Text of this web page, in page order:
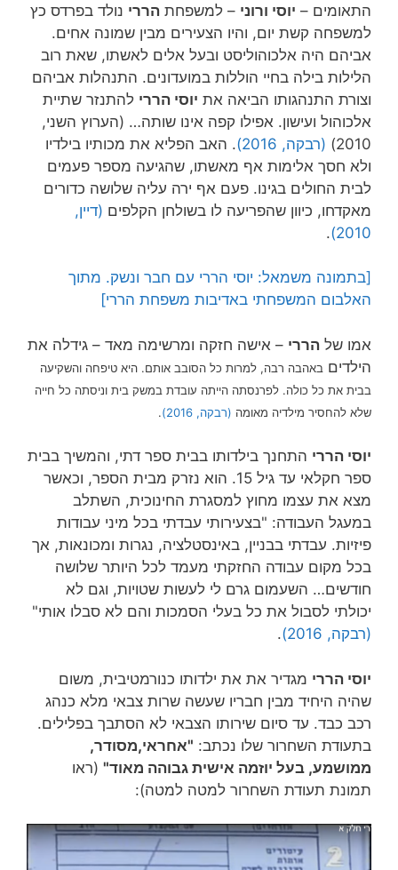
התאומים – יוסי ורוני – למשפחת הררי נולד בפרדס כץ
למשפחה קשת יום, והיו הצעירים מבין שמונה אחים.
אביהם היה אלכוהוליסט ובעל אלים לאשתו, שאת רוב
הלילות בילה בחיי הוללות במועדונים. התנהלות אביהם
וצורת התנהגותו הביאה את יוסי הררי להתנזר שתיית
אלכוהול ועישון. אפילו קפה אינו שותה… (הערוץ השני,
2010)
(רבקה, 2016)
. האב הפליא את מכותיו בילדיו
ולא חסך אלימות אף מאשתו, שהגיעה מספר פעמים
לבית החולים בגינו. פעם אף ירה עליה שלושה כדורים
מאקדחו, כיוון שהפריעה לו בשולחן הקלפים (דיין,
2010)
.
[בתמונה משמאל: יוסי הררי עם חבר ונשק. מתוך
האלבום המשפחתי באדיבות משפחת הררי]
אמו של הררי – אישה חזקה ומרשימה מאד – גידלה את
הילדים באהבה רבה, למרות כל הסובב אותם. היא טיפחה והשקיעה
בבית את כל כולה. לפרנסתה הייתה עובדת במשק בית וניסתה כל חייה
שלא להחסיר מילדיה מאומה (רבקה, 2016) .
יוסי הררי התחנך בילדותו בבית ספר דתי, והמשיך בבית
ספר חקלאי עד גיל 15. הוא נזרק מבית הספר, וכאשר
מצא את עצמו מחוץ למסגרת החינוכית, השתלב
במעגל העבודה: "בצעירותי עבדתי בכל מיני עבודות
פיזיות. עבדתי בבניין, באינסטלציה, נגרות ומכונאות, אך
בכל מקום עבודה החזקתי מעמד לכל היותר שלושה
חודשים… השעמום גרם לי לעשות שטויות, וגם לא
יכולתי לסבול את כל בעלי הסמכות והם לא סבלו אותי"
(רבקה, 2016)
.
יוסי הררי מגדיר את את ילדותו כנורמטיבית, משום
שהיה היחיד מבין חבריו שעשה שרות צבאי מלא כנהג
רכב כבד. עד סיום שירותו הצבאי לא הסתבך בפלילים.
בתעודת השחרור שלו נכתב: "אחראי,מסודר,
ממושמע, בעל יוזמה אישית גבוהה מאוד" (ראו
תמונת תעודת השחרור למטה למטה):